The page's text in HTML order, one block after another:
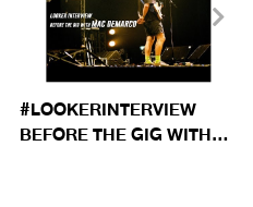
#LOOKERINTERVIEW
BEFORE THE GIG WITH...